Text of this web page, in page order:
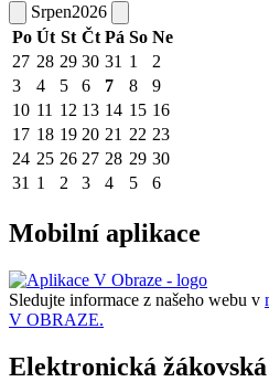
Srpen2026
Po Út St Čt Pá So Ne
27 28 29 30 31 1
2
3
4 5 6 7 8
9
10 11 12 13 14 15 16
17 18 19 20 21 22 23
24 25 26 27 28 29 30
31 1 2 3 4 5 6
Mobilní aplikace
Sledujte informace z našeho webu v
V OBRAZE.
Elektronická žákovská